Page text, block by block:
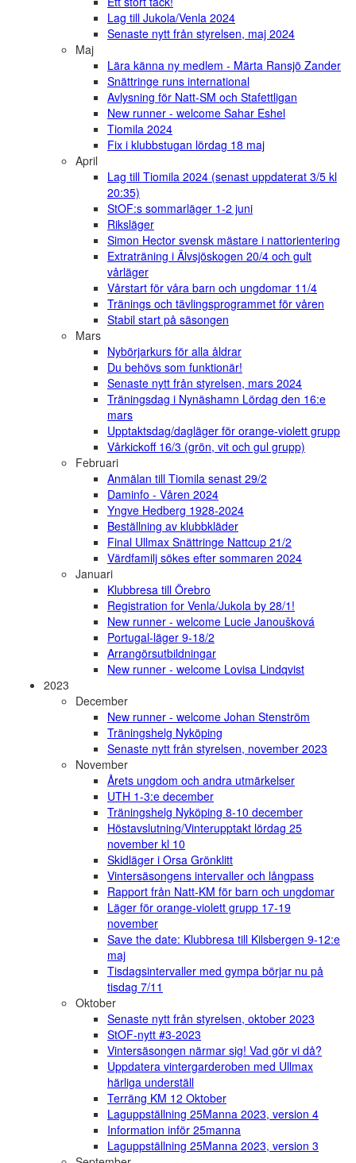
Lag till Jukola/Venla 2024
Senaste nytt från styrelsen, maj 2024
Maj
Lära känna ny medlem - Märta Ransjö Zander
Snättringe runs international
Avlysning för Natt-SM och Stafettligan
New runner - welcome Sahar Eshel
Tiomila 2024
Fix i klubbstugan lördag 18 maj
April
Lag till Tiomila 2024 (senast uppdaterat 3/5 kl
20:35)
StOF:s sommarläger 1-2 juni
Riksläger
Simon Hector svensk mästare i nattorientering
Extraträning i Älvsjöskogen 20/4 och gult
vårläger
Vårstart för våra barn och ungdomar 11/4
Tränings och tävlingsprogrammet för våren
Stabil start på säsongen
Mars
Nybörjarkurs för alla åldrar
Du behövs som funktionär!
Senaste nytt från styrelsen, mars 2024
Träningsdag i Nynäshamn Lördag den 16:e
mars
Upptaktsdag/dagläger för orange-violett grupp
Vårkickoff 16/3 (grön, vit och gul grupp)
Februari
Anmälan till Tiomila senast 29/2
Daminfo - Våren 2024
Yngve Hedberg 1928-2024
Beställning av klubbkläder
Final Ullmax Snättringe Nattcup 21/2
Värdfamilj sökes efter sommaren 2024
Januari
Klubbresa till Örebro
Registration for Venla/Jukola by 28/1!
New runner - welcome Lucie Janoušková
Portugal-läger 9-18/2
Arrangörsutbildningar
New runner - welcome Lovisa Lindqvist
2023
December
New runner - welcome Johan Stenström
Träningshelg Nyköping
Senaste nytt från styrelsen, november 2023
November
Årets ungdom och andra utmärkelser
UTH 1-3:e december
Träningshelg Nyköping 8-10 december
Höstavslutning/Vinterupptakt lördag 25
november kl 10
Skidläger i Orsa Grönklitt
Vintersäsongens intervaller och långpass
Rapport från Natt-KM för barn och ungdomar
Läger för orange-violett grupp 17-19
november
Save the date: Klubbresa till Kilsbergen 9-12:e
maj
Tisdagsintervaller med gympa börjar nu på
tisdag 7/11
Oktober
Senaste nytt från styrelsen, oktober 2023
StOF-nytt #3-2023
Vintersäsongen närmar sig! Vad gör vi då?
Uppdatera vintergarderoben med Ullmax
härliga underställ
Terräng KM 12 Oktober
Laguppställning 25Manna 2023, version 4
Information inför 25manna
Laguppställning 25Manna 2023, version 3